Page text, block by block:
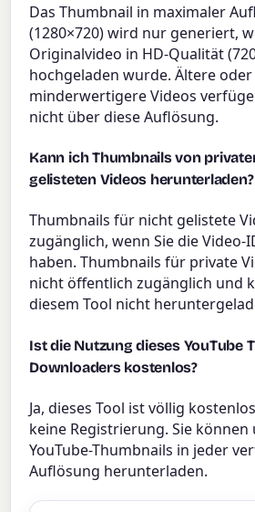
Das Thumbnail in maximaler
(1280×720) wird nur generiert,
Originalvideo in HD-Qualität
hochgeladen wurde. Ältere
minderwertigere Videos
nicht über diese Auflösung.
Kann ich Thumbnails von
gelisteten Videos herunterladen?
Thumbnails für nicht gelistete
zugänglich, wenn Sie die Video-
haben. Thumbnails für private
nicht öffentlich zugänglich und
diesem Tool nicht
Ist die Nutzung dieses YouTube
Downloaders kostenlos?
Ja, dieses Tool ist völlig
keine Registrierung. Sie
YouTube-Thumbnails in jeder
Auflösung herunterladen.